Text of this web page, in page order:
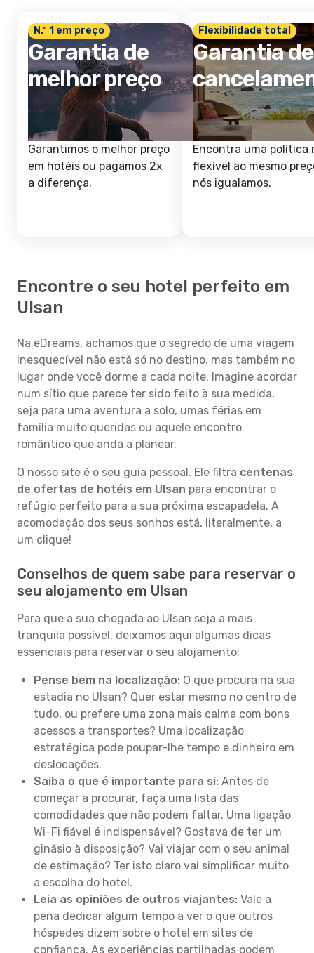
N.º 1 em preço
Garantia de
melhor preço
Garantimos o melhor preço
em hotéis ou pagamos 2x
a diferença.
Flexibilidade total
Garantia de
Encontra uma política
flexível ao mesmo
nós igualamos.
Encontre o seu hotel perfeito em
Ulsan
Na eDreams, achamos que o segredo de uma viagem
inesquecível não está só no destino, mas também no
lugar onde você dorme a cada noite. Imagine acordar
num sítio que parece ter sido feito à sua medida,
seja para uma aventura a solo, umas férias em
família muito queridas ou aquele encontro
romântico que anda a planear.
O nosso site é o seu guia pessoal. Ele filtra centenas
de ofertas de hotéis em Ulsan para encontrar o
refúgio perfeito para a sua próxima escapadela. A
acomodação dos seus sonhos está, literalmente, a
um clique!
Conselhos de quem sabe para reservar o
seu alojamento em Ulsan
Para que a sua chegada ao Ulsan seja a mais
tranquila possível, deixamos aqui algumas dicas
essenciais para reservar o seu alojamento:
Pense bem na localização: O que procura na sua
estadia no Ulsan? Quer estar mesmo no centro de
tudo, ou prefere uma zona mais calma com bons
acessos a transportes? Uma localização
estratégica pode poupar-lhe tempo e dinheiro em
deslocações.
Saiba o que é importante para si: Antes de
começar a procurar, faça uma lista das
comodidades que não podem faltar. Uma ligação
Wi-Fi fiável é indispensável? Gostava de ter um
ginásio à disposição? Vai viajar com o seu animal
de estimação? Ter isto claro vai simplificar muito
a escolha do hotel.
Leia as opiniões de outros viajantes: Vale a
pena dedicar algum tempo a ver o que outros
hóspedes dizem sobre o hotel em sites de
confiança. As experiências partilhadas podem